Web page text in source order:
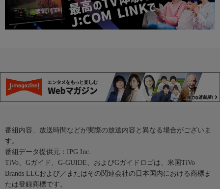
番組内容、放送時間などが実際の放送内容と異なる場合がございま
す。
番組データ提供元：IPG Inc.
TiVo、Gガイド、G-GUIDE、およびGガイドロゴは、米国TiVo
Brands LLCおよび／またはその関連会社の日本国内における商標ま
たは登録商標です。